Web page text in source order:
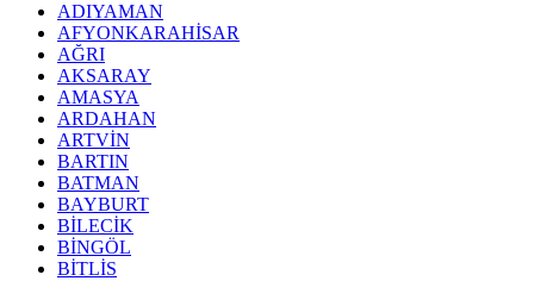
ADIYAMAN
AFYONKARAHİSAR
AĞRI
AKSARAY
AMASYA
ARDAHAN
ARTVİN
BARTIN
BATMAN
BAYBURT
BİLECİK
BİNGÖL
BİTLİS